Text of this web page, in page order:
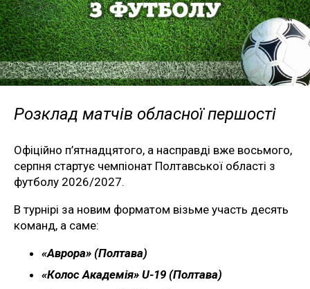
Розклад матчів обласної першості
Офіційно п’ятнадцятого, а насправді вже восьмого,
серпня стартує чемпіонат Полтавської області з
футболу 2026/2027.
В турнірі за новим форматом візьме участь десять
команд, а саме:
«Аврора» (Полтава)
«Колос Академія» U-19 (Полтава)